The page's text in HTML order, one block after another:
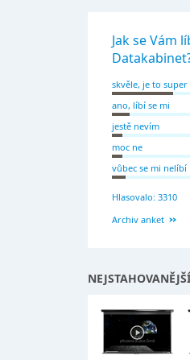
Jak se Vám
skvěle, je to super
ano, líbí se mi
jestě nevím
moc ne
vůbec se mi nelíbí
Hlasovalo: 3310
Archiv anket
NEJSTAHOVANĚJŠÍ